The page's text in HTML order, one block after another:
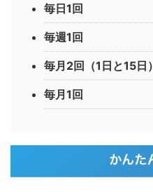
毎日1回
毎週1回
毎月2回（1日と15日）
毎月1回